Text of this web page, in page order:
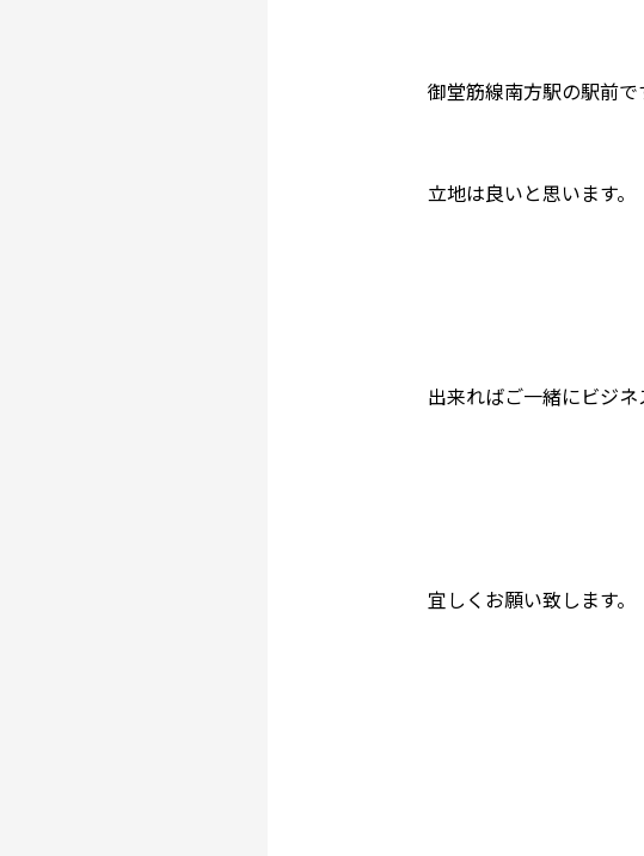
御堂筋線南方駅の駅前で
立地は良いと思います。
出来ればご一緒にビジネ
宜しくお願い致します。